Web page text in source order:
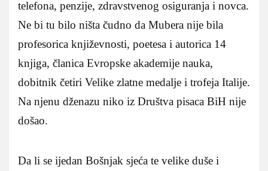
telefona, penzije, zdravstvenog osiguranja i novca.
Ne bi tu bilo ništa čudno da Mubera nije bila
profesorica književnosti, poetesa i autorica 14
knjiga, članica Evropske akademije nauka,
dobitnik četiri Velike zlatne medalje i trofeja Italije.
Na njenu dženazu niko iz Društva pisaca BiH nije
došao.
Da li se ijedan Bošnjak sjeća te velike duše i